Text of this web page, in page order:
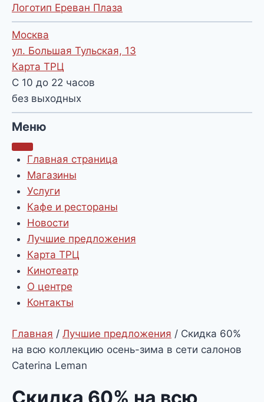
Логотип Ереван Плаза
Москва
ул. Большая Тульская, 13
Карта ТРЦ
С 10 до 22 часов
без выходных
Меню
Главная страница
Магазины
Услуги
Кафе и рестораны
Новости
Лучшие предложения
Карта ТРЦ
Кинотеатр
О центре
Контакты
Главная / Лучшие предложения / Скидка 60%
на всю коллекцию осень-зима в сети салонов
Caterina Leman
Скидка 60% на всю